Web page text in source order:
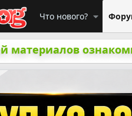
Что нового?
материалов